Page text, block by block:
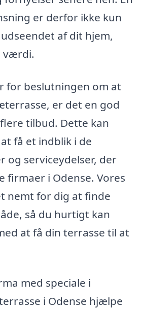
er derfor ikke kun
af dit hjem,
værdi.
for beslutningen om at
er det en god
tilbud. Dette kan
få et indblik i de
og serviceydelser, der
firmaer i Odense. Vores
nemt for dig at finde
så du hurtigt kan
at få din terrasse til at
med speciale i
i Odense hjælpe